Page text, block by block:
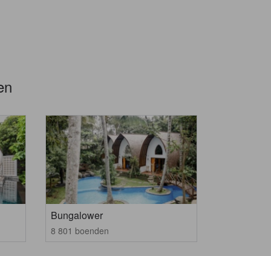
Bungalower
8 801 boenden